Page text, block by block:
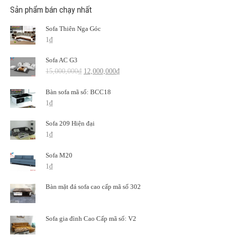
Sản phẩm bán chạy nhất
Sofa Thiên Nga Góc
1₫
Sofa AC G3
15,000,000₫ 12,000,000₫
Bàn sofa mã số: BCC18
1₫
Sofa 209 Hiện đại
1₫
Sofa M20
1₫
Bàn mặt đá sofa cao cấp mã số 302
Sofa gia đình Cao Cấp mã số: V2